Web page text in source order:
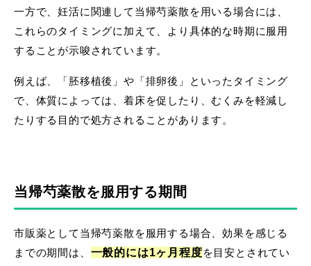
一方で、妊活に関連して当帰芍薬散を用いる場合には、
これらのタイミングに加えて、より具体的な時期に服用
することが示唆されています。
例えば、「胚移植後」や「排卵後」といったタイミング
で、体質によっては、着床を促したり、むくみを軽減し
たりする目的で処方されることがあります。
当帰芍薬散を服用する期間
市販薬として当帰芍薬散を服用する場合、効果を感じる
までの期間は、 一般的には1ヶ月程度を目安とされてい